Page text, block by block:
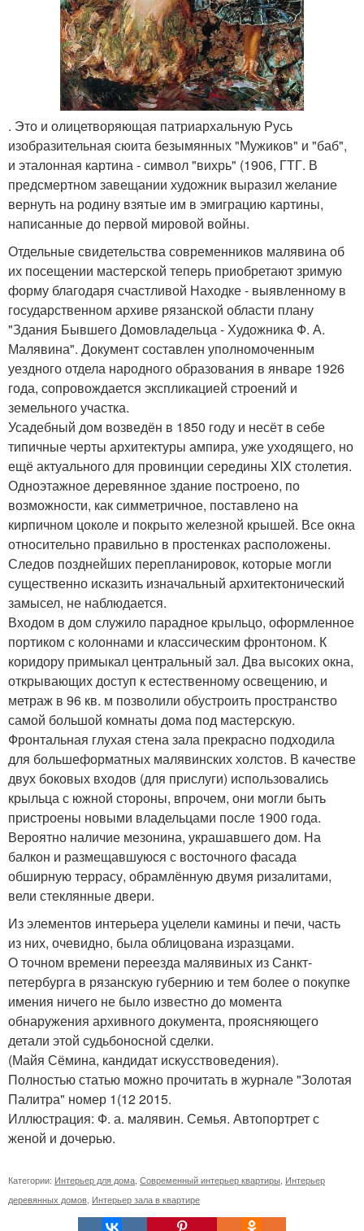
. Это и олицетворяющая патриархальную Русь
изобразительная сюита безымянных "Мужиков" и "баб",
и эталонная картина - символ "вихрь" (1906, ГТГ. В
предсмертном завещании художник выразил желание
вернуть на родину взятые им в эмиграцию картины,
написанные до первой мировой войны.
Отдельные свидетельства современников малявина об
их посещении мастерской теперь приобретают зримую
форму благодаря счастливой Находке - выявленному в
государственном архиве рязанской области плану
"Здания Бывшего Домовладельца - Художника Ф. А.
Малявина". Документ составлен уполномоченным
уездного отдела народного образования в январе 1926
года, сопровождается экспликацией строений и
земельного участка.
Усадебный дом возведён в 1850 году и несёт в себе
типичные черты архитектуры ампира, уже уходящего, но
ещё актуального для провинции середины XIX столетия.
Одноэтажное деревянное здание построено, по
возможности, как симметричное, поставлено на
кирпичном цоколе и покрыто железной крышей. Все окна
относительно правильно в простенках расположены.
Следов позднейших перепланировок, которые могли
существенно исказить изначальный архитектонический
замысел, не наблюдается.
Входом в дом служило парадное крыльцо, оформленное
портиком с колоннами и классическим фронтоном. К
коридору примыкал центральный зал. Два высоких окна,
открывающих доступ к естественному освещению, и
метраж в 96 кв. м позволили обустроить пространство
самой большой комнаты дома под мастерскую.
Фронтальная глухая стена зала прекрасно подходила
для большеформатных малявинских холстов. В качестве
двух боковых входов (для прислуги) использовались
крыльца с южной стороны, впрочем, они могли быть
пристроены новыми владельцами после 1900 года.
Вероятно наличие мезонина, украшавшего дом. На
балкон и размещавшуюся с восточного фасада
обширную террасу, обрамлённую двумя ризалитами,
вели стеклянные двери.
Из элементов интерьера уцелели камины и печи, часть
из них, очевидно, была облицована изразцами.
О точном времени переезда малявиных из Санкт-
петербурга в рязанскую губернию и тем более о покупке
имения ничего не было известно до момента
обнаружения архивного документа, проясняющего
детали этой судьбоносной сделки.
(Майя Сёмина, кандидат искусствоведения).
Полностью статью можно прочитать в журнале "Золотая
Палитра" номер 1(12 2015.
Иллюстрация: Ф. а. малявин. Семья. Автопортрет с
женой и дочерью.
Категории: Интерьер для дома Современный интерьер квартиры Интерьер
деревянных домов Интерьер зала в квартире